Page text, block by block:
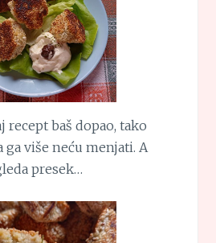
recept baš dopao, tako
ga više neću menjati. A
presek…